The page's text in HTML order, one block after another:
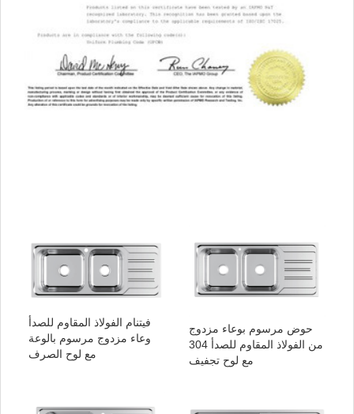
فيتنام الفولاذ المقاوم للصدأ
وعاء مزدوج مرسوم بالوعة
مع لوح الصرف
حوض مرسوم بوعاء مزدوج
من الفولاذ المقاوم للصدأ 304
مع لوح تجفيف